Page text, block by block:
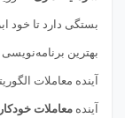
بستگی دارد تا خود
بهترین
آینده معاملات
آینده معاملات خودکار